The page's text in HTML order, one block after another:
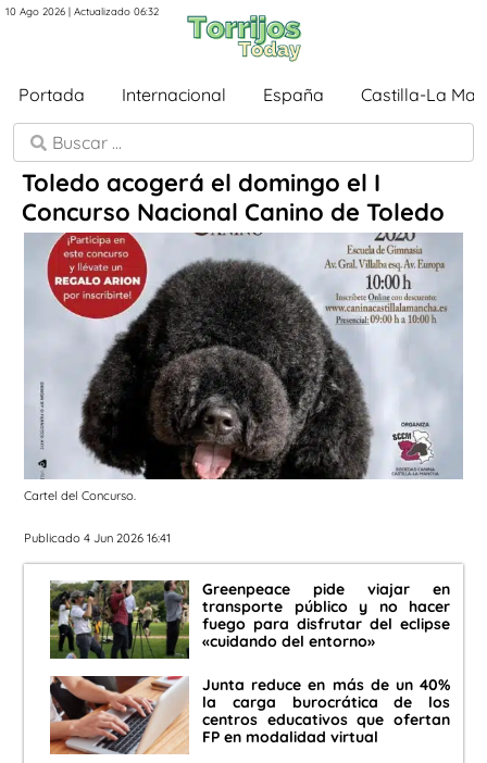
10 Ago 2026 | Actualizado 06:32
Portada Internacional España Castilla-La
Toledo acogerá el domingo el I
Concurso Nacional Canino de Toledo
Cartel del Concurso.
Publicado 4 Jun 2026 16:41
Greenpeace pide viajar en
transporte público y no hacer
fuego para disfrutar del eclipse
«cuidando del entorno»
Junta reduce en más de un 40%
la carga burocrática de los
centros educativos que ofertan
FP en modalidad virtual